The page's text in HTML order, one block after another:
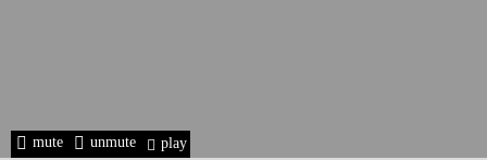
mute unmute
play